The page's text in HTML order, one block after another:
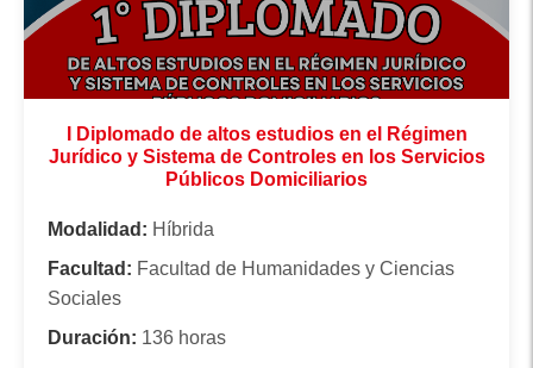
Jurídico y Sistema de Controles en los Servicios
Públicos Domiciliarios
Modalidad: Híbrida
Facultad: Facultad de Humanidades y Ciencias
Sociales
Duración: 136 horas